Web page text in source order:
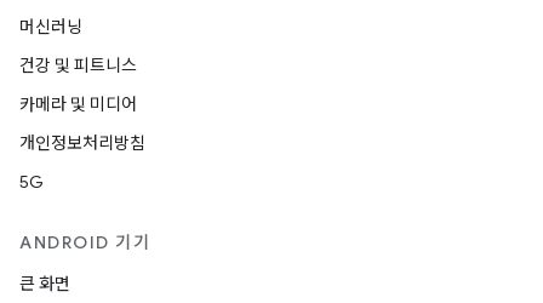
머신러닝
건강 및 피트니스
카메라 및 미디어
개인정보처리방침
5G
ANDROID 기기
큰 화면